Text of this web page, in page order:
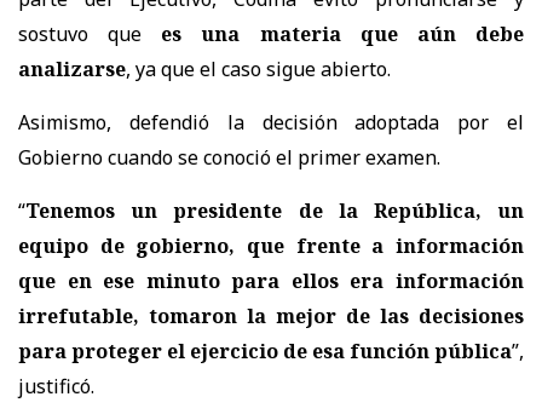
sostuvo que es una materia que aún debe
analizarse, ya que el caso sigue abierto.
Asimismo, defendió la decisión adoptada por el
Gobierno cuando se conoció el primer examen.
“Tenemos un presidente de la República, un
equipo de gobierno, que frente a información
que en ese minuto para ellos era información
irrefutable, tomaron la mejor de las decisiones
para proteger el ejercicio de esa función pública”,
justificó.